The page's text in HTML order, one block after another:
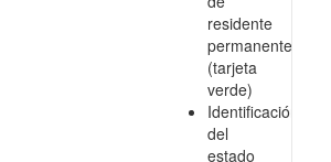
residente
permanente
(tarjeta
verde)
Identificación
del
estado